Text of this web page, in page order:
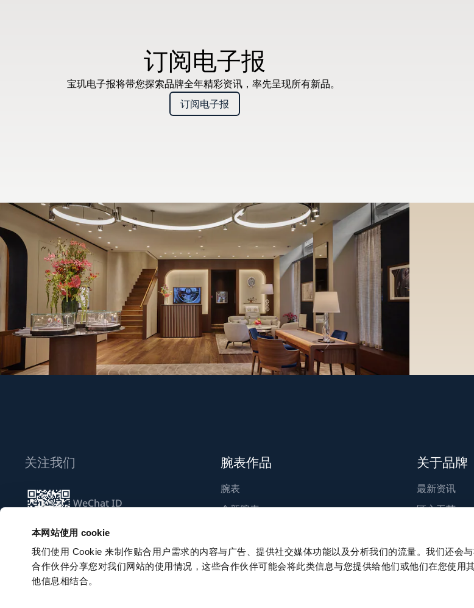
本网站使用 cookie
我们使用 Cookie 来制作贴合用户需求的内容与广告、提供社交媒体功能以及分析我们的流量。我们还会
合作伙伴分享您对我们网站的使用情况，这些合作伙伴可能会将此类信息与您提供给他们或他们在您使用
他信息相结合。
订阅电子报
宝玑电子报将带您探索品牌全年精彩资讯，率先呈现所有新品。
订阅电子报
关注我们
WeChat ID
订阅电子报
腕表作品
腕表
全新腕表
关于品牌
最新资讯
匠心工艺
可持续发展
职业发展